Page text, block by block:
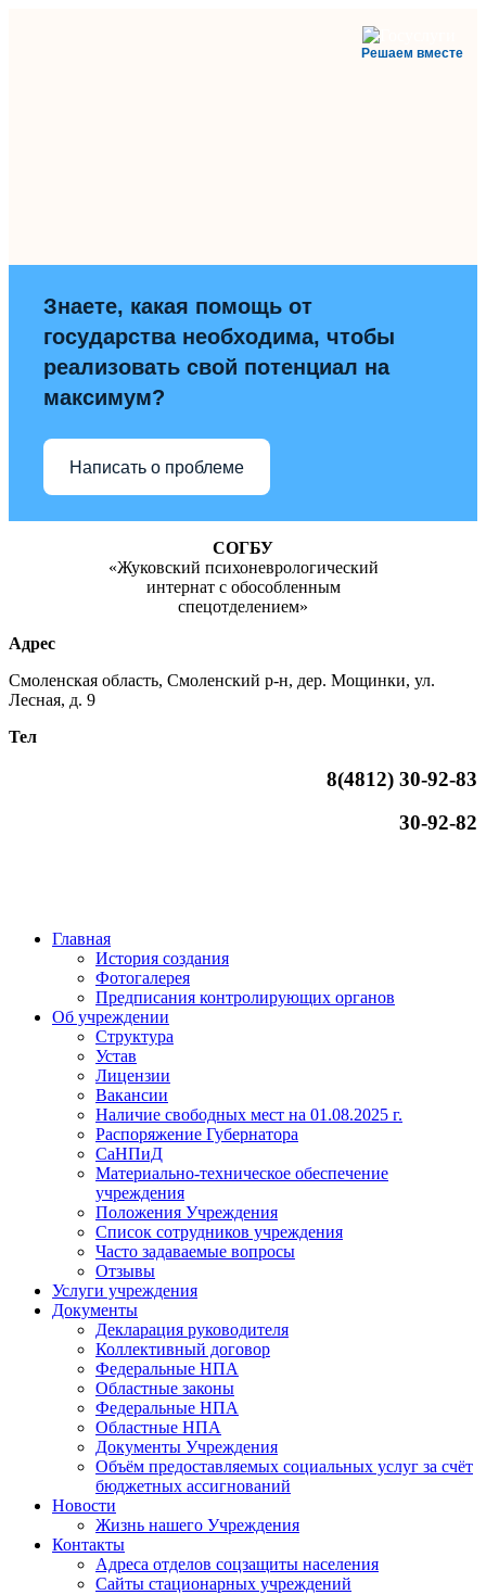
Решаем вместе
Знаете, какая помощь от
государства необходима, чтобы
реализовать свой потенциал на
максимум?
Написать о проблеме
СОГБУ
«Жуковский психоневрологический
интернат с обособленным
спецотделением»
Адрес
Смоленская область, Смоленский р-н, дер. Мощинки, ул.
Лесная, д. 9
Тел
8(4812) 30-92-83
30-92-82
Главная
История создания
Фотогалерея
Предписания контролирующих органов
Об учреждении
Структура
Устав
Лицензии
Вакансии
Наличие свободных мест на 01.08.2025 г.
Распоряжение Губернатора
СаНПиД
Материально-техническое обеспечение
учреждения
Положения Учреждения
Список сотрудников учреждения
Часто задаваемые вопросы
Отзывы
Услуги учреждения
Документы
Декларация руководителя
Коллективный договор
Федеральные НПА
Областные законы
Федеральные НПА
Областные НПА
Документы Учреждения
Объём предоставляемых социальных услуг за счёт
бюджетных ассигнований
Новости
Жизнь нашего Учреждения
Контакты
Адреса отделов соцзащиты населения
Сайты стационарных учреждений